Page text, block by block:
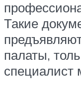
Такие
палаты,
специалист